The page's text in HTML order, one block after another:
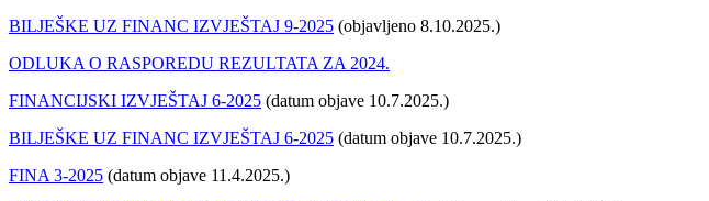
BILJEŠKE UZ FINANC IZVJEŠTAJ 9-2025 (objavljeno 8.10.2025.)
ODLUKA O RASPOREDU REZULTATA ZA 2024.
FINANCIJSKI IZVJEŠTAJ 6-2025 (datum objave 10.7.2025.)
BILJEŠKE UZ FINANC IZVJEŠTAJ 6-2025 (datum objave 10.7.2025.)
FINA 3-2025 (datum objave 11.4.2025.)